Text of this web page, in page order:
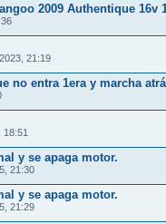
2009 Authentique 16v
21:19
no entra 1era y marcha
18:51
y se apaga motor.
21:30
y se apaga motor.
21:29